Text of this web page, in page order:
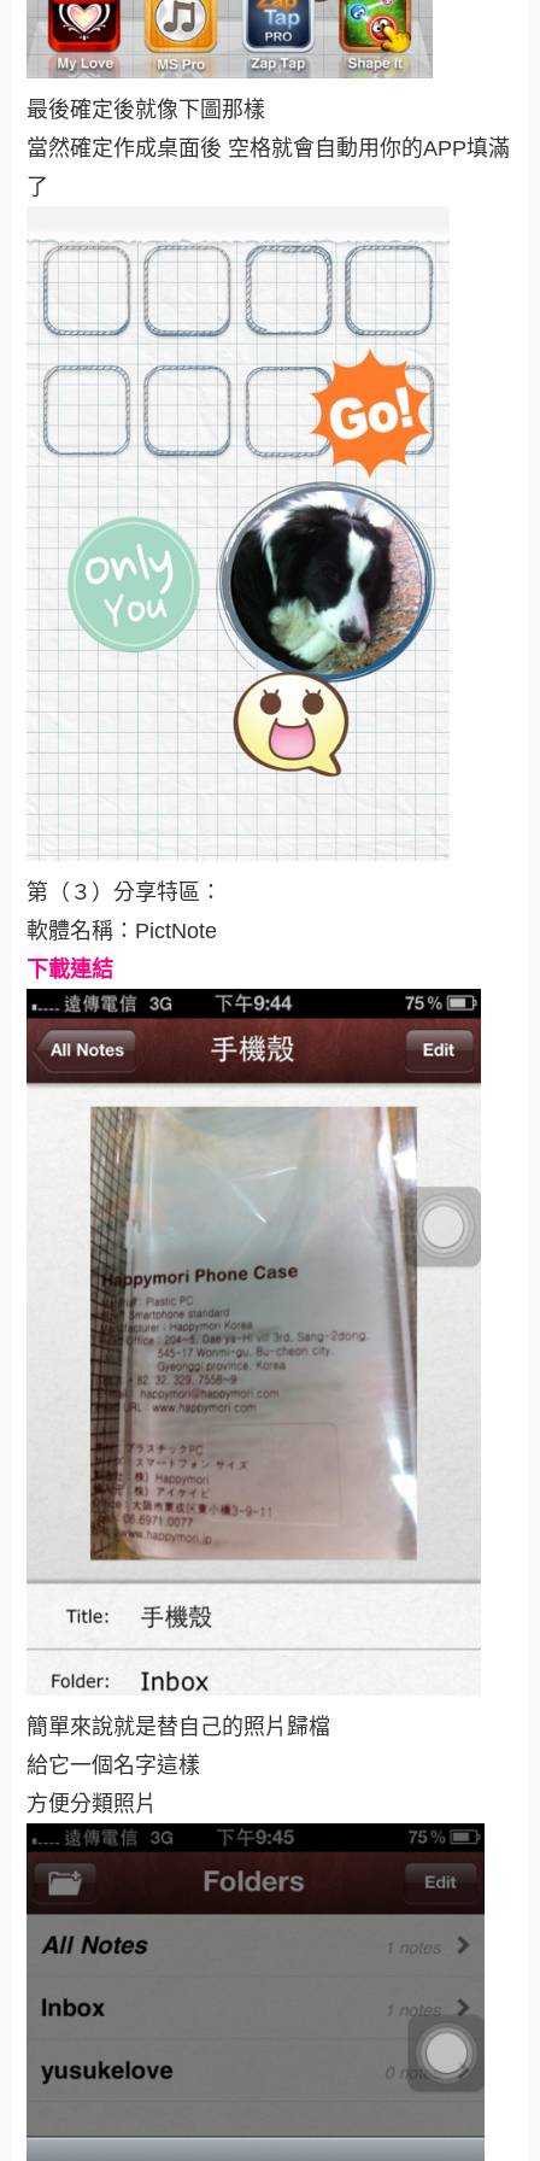
最後確定後就像下圖那樣
當然確定作成桌面後 空格就會自動用你的APP填滿
了
第（３）分享特區：
軟體名稱：PictNote
下載連結
簡單來說就是替自己的照片歸檔
給它一個名字這樣
方便分類照片